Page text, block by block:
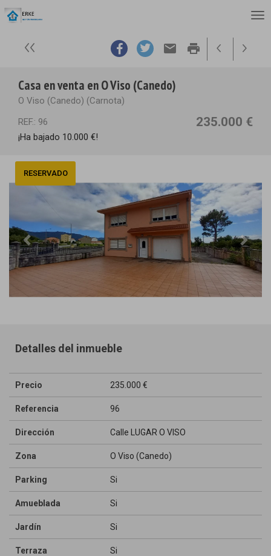
email print
Casa en venta en O Viso (Canedo)
O Viso (Canedo) (Carnota)
REF.: 96
235.000 €
¡Ha bajado 10.000 €!
RESERVADO
Detalles del inmueble
Precio 235.000 €
Referencia 96
Dirección Calle LUGAR O VISO
Zona O Viso (Canedo)
Parking Si
Amueblada Si
Jardín Si
Terraza Si